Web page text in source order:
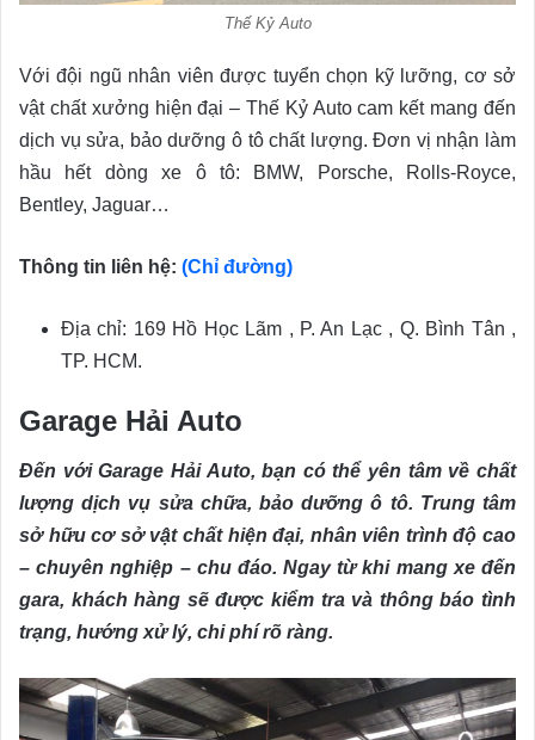
Thế Kỷ Auto
Với đội ngũ nhân viên được tuyển chọn kỹ lưỡng, cơ sở
vật chất xưởng hiện đại – Thế Kỷ Auto cam kết mang đến
dịch vụ sửa, bảo dưỡng ô tô chất lượng. Đơn vị nhận làm
hầu hết dòng xe ô tô: BMW, Porsche, Rolls-Royce,
Bentley, Jaguar…
Thông tin liên hệ: (Chỉ đường)
Địa chỉ: 169 Hồ Học Lãm , P. An Lạc , Q. Bình Tân ,
TP. HCM.
Garage Hải Auto
Đến với Garage Hải Auto, bạn có thể yên tâm về chất
lượng dịch vụ sửa chữa, bảo dưỡng ô tô. Trung tâm
sở hữu cơ sở vật chất hiện đại, nhân viên trình độ cao
– chuyên nghiệp – chu đáo. Ngay từ khi mang xe đến
gara, khách hàng sẽ được kiểm tra và thông báo tình
trạng, hướng xử lý, chi phí rõ ràng.